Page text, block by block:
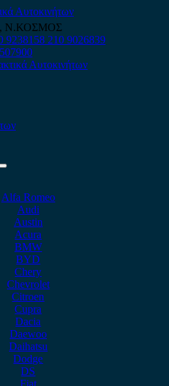
Ν.ΚΟΣΜΟΣ
9238158 210 9026839
Alfa Romeo
Audi
Austin
Acura
BMW
BYD
Chery
Chevrolet
Citroen
Cupra
Dacia
Daewoo
Daihatsu
Dodge
DS
Fiat